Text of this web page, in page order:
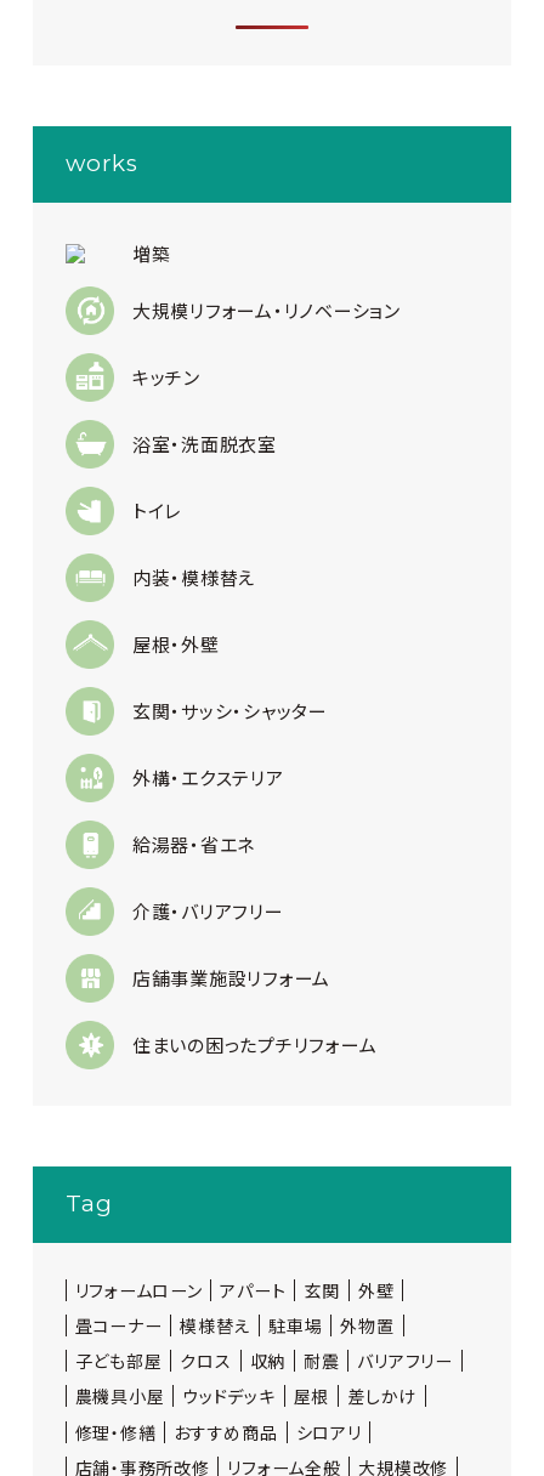
works
増築
大規模リフォーム・リノベーション
キッチン
浴室・洗面脱衣室
トイレ
内装・模様替え
屋根・外壁
玄関・サッシ・シャッター
外構・エクステリア
給湯器・省エネ
介護・バリアフリー
店舗事業施設リフォーム
住まいの困ったプチリフォーム
Tag
リフォームローン アパート 玄関
外壁
畳コーナー
模様替え 駐車場
外物置
子ども部屋
クロス 収納 耐震
バリアフリー
農機具小屋
ウッドデッキ 屋根
差しかけ
修理・修繕
おすすめ商品
シロアリ
店舗・事務所改修
リフォーム全般 大規模改修